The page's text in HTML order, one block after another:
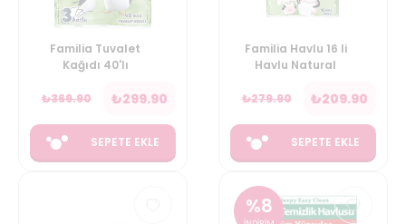
Familia Tuvalet
Kağıdı 40'lı
₺369.90 ₺299.90
SEPETE EKLE
Familia Havlu 16 li
Havlu Natural
₺279.90 ₺209.90
SEPETE EKLE
%8